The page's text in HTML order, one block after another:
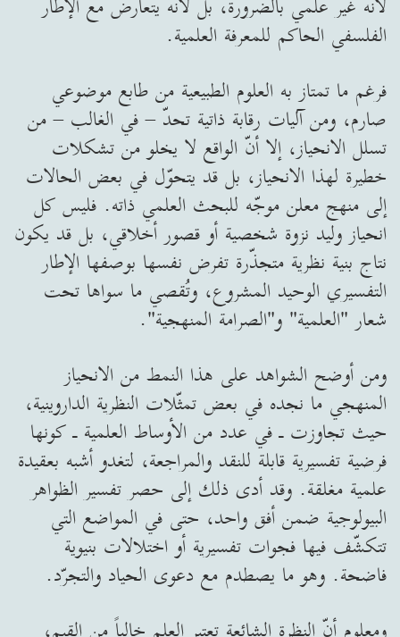
الفلسفي الحاكم للمعرفة العلمية.
فرغم ما تمتاز به العلوم الطبيعية من طابع موضوعي
صارم، ومن آليات رقابة ذاتية تحدّ – في الغالب – من
تسلل الانحياز، إلا أنّ الواقع لا يخلو من تشكلات
خطيرة لهذا الانحياز، بل قد يتحوّل في بعض الحالات
إلى منهج معلن موجّه للبحث العلمي ذاته. فليس كل
انحياز وليد نزوة شخصية أو قصور أخلاقي، بل قد يكون
نتاج بنية نظرية متجذّرة تفرض نفسها بوصفها الإطار
التفسيري الوحيد المشروع، وتُقصي ما سواها تحت
شعار "العلمية" و"الصرامة المنهجية".
ومن أوضح الشواهد على هذا النمط من الانحياز
المنهجي ما نجده في بعض تمثّلات النظرية الداروينية،
حيث تجاوزت ـ في عدد من الأوساط العلمية ـ كونها
فرضية تفسيرية قابلة للنقد والمراجعة، لتغدو أشبه بعقيدة
علمية مغلقة. وقد أدى ذلك إلى حصر تفسير الظواهر
البيولوجية ضمن أفق واحد، حتى في المواضع التي
تتكشّف فيها فجوات تفسيرية أو اختلالات بنيوية
فاضحة. وهو ما يصطدم مع دعوى الحياد والتجرّد.